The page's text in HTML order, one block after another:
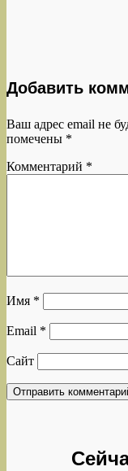
Добавить
Ваш адрес email не
помечены *
Комментарий *
Имя *
Email *
Сайт